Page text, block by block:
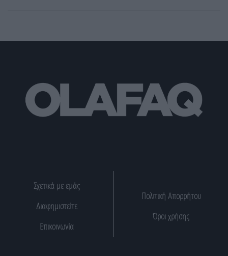
Σχετικά με εμάς
Διαφημιστείτε
Επικοινωνία
Πολιτική Απορρήτου
Όροι χρήσης